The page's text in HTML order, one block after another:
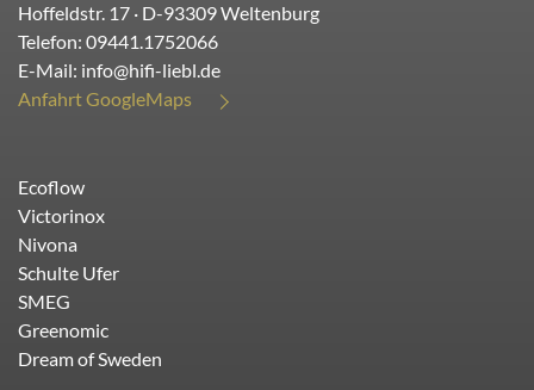
Hoffeldstr. 17 · D-93309Weltenburg
Telefon: 09441.1752066
E-Mail: info@hifi-liebl.de
Anfahrt GoogleMaps
Ecoflow
Victorinox
Nivona
Schulte Ufer
SMEG
Greenomic
Dream of Sweden